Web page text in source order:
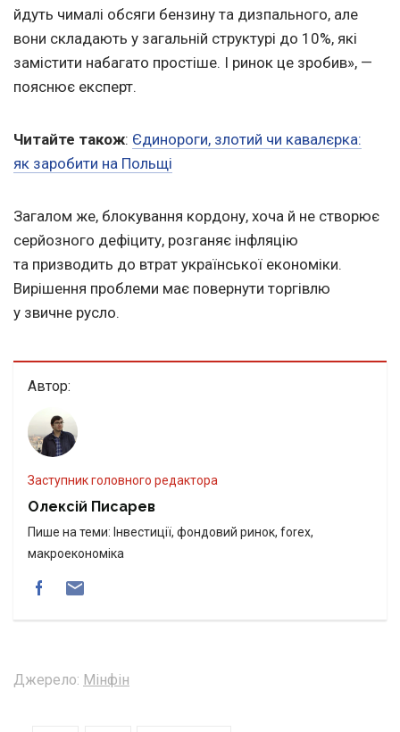
йдуть чималі обсяги бензину та дизпального, але
вони складають у загальній структурі до 10%, які
замістити набагато простіше. І ринок це зробив», —
пояснює експерт.
Читайте також: Єдинороги, злотий чи кавалєрка:
як заробити на Польщі
Загалом же, блокування кордону, хоча й не створює
серйозного дефіциту, розганяє інфляцію
та призводить до втрат української економіки.
Вирішення проблеми має повернути торгівлю
у звичне русло.
Автор:
Заступник головного редактора
Олексій Писарев
Пише на теми: Інвестиції, фондовий ринок, forex,
макроекономіка
Джерело: Мінфін